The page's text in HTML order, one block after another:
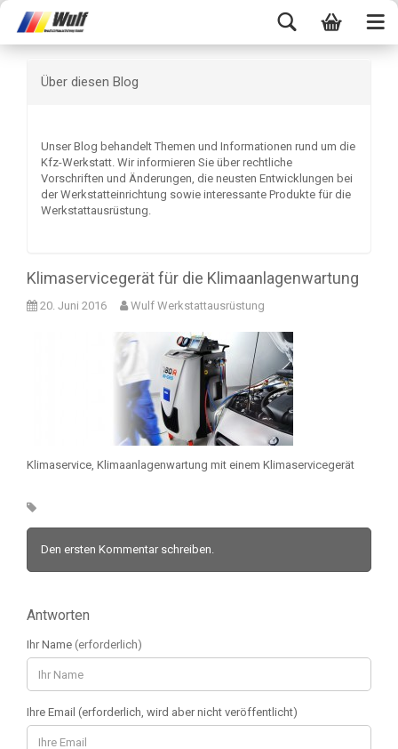
Über diesen Blog
Unser Blog behandelt Themen und Informationen rund um die
Kfz-Werkstatt. Wir informieren Sie über rechtliche
Vorschriften und Änderungen, die neusten Entwicklungen bei
der Werkstatteinrichtung sowie interessante Produkte für die
Werkstattausrüstung.
Klimaservicegerät für die Klimaanlagenwartung
20. Juni 2016 Wulf Werkstattausrüstung
Klimaservice, Klimaanlagenwartung mit einem Klimaservicegerät
Den ersten Kommentar schreiben.
Antworten
Ihr Name (erforderlich)
Ihre Email (erforderlich, wird aber nicht veröffentlicht)